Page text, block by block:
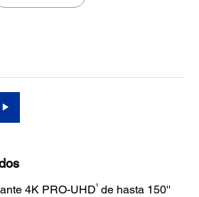
4K PRO-UHD5 de hasta 150''